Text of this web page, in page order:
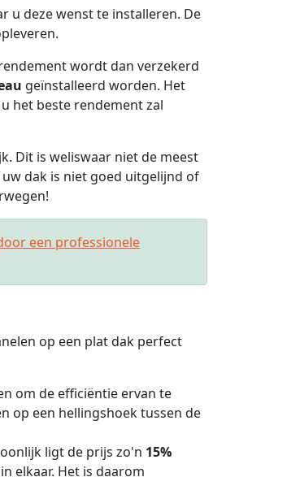
u deze wenst te installeren. De
wordt dan verzekerd
geïnstalleerd worden. Het
het beste rendement zal
Dit is weliswaar niet de meest
dak is niet goed uitgelijnd of
een professionele
op een plat dak perfect
om de efficiëntie ervan te
op een hellingshoek tussen de
ligt de prijs zo'n 15%
elkaar. Het is daarom